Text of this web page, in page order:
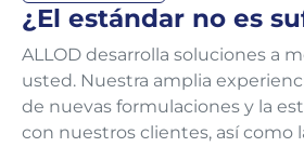
¿El estándar no es
ALLOD desarrolla soluciones a
usted. Nuestra amplia
de nuevas formulaciones y la
con nuestros clientes, así como